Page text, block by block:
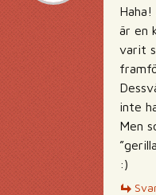
är en
varit
inte
Men
:)